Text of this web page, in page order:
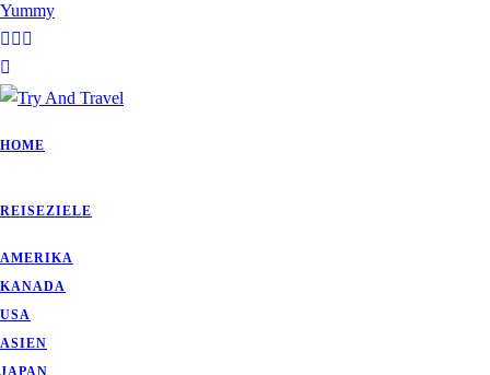
Yummy
HOME
REISEZIELE
AMERIKA
KANADA
USA
ASIEN
JAPAN